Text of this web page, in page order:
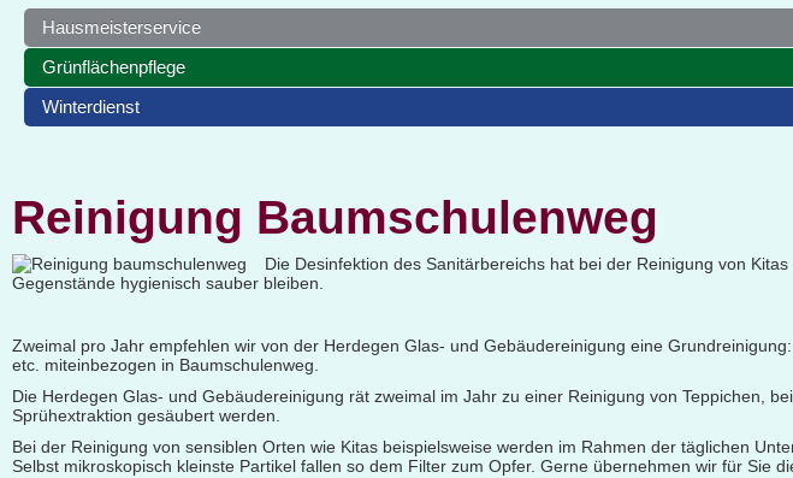
Hausmeisterservice
Grünflächenpflege
Winterdienst
Reinigung Baumschulenweg
Die Desinfektion des Sanitärbereichs hat bei der Reinigung von
Gegenstände hygienisch sauber bleiben.
Zweimal pro Jahr empfehlen wir von der Herdegen Glas- und Gebäudereinigung eine
etc. miteinbezogen in Baumschulenweg.
Die Herdegen Glas- und Gebäudereinigung rät zweimal im Jahr zu einer Reinigung von Teppichen,
Sprühextraktion gesäubert werden.
Bei der Reinigung von sensiblen Orten wie Kitas beispielsweise werden im Rahmen der täglichen
Selbst mikroskopisch kleinste Partikel fallen so dem Filter zum Opfer. Gerne übernehmen wir für Sie